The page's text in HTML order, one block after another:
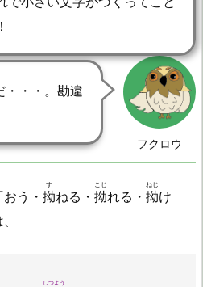
フクロウ
・・・。勘違
う・ 拗
す
ねる・ 拗
こじ
れる・ 拗
ねじ
け
しつよう